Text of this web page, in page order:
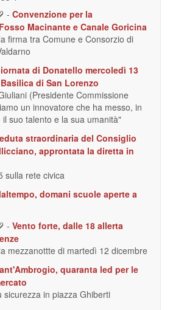
- Convenzione per la
Macinante e Canale Goricina
firma tra Comune e Consorzio di
di Donatello mercoledì 13
di San Lorenzo
(Presidente Commissione
un innovatore che ha messo, in
suo talento e la sua umanità"
straordinaria del Consiglio
approntata la diretta in
sulla rete civica
domani scuole aperte a
- Vento forte, dalle 18 allerta
mezzanottte di martedì 12 dicembre
quaranta led per le
sicurezza in piazza Ghiberti